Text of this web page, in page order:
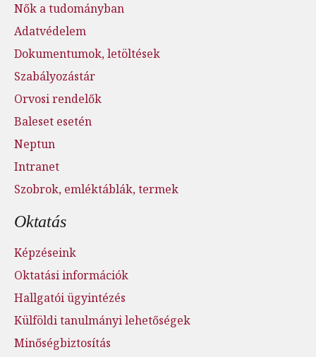
Nők a tudományban
Adatvédelem
Dokumentumok, letöltések
Szabályozástár
Orvosi rendelők
Baleset esetén
Neptun
Intranet
Szobrok, emléktáblák, termek
Oktatás
Képzéseink
Oktatási információk
Hallgatói ügyintézés
Külföldi tanulmányi lehetőségek
Minőségbiztosítás